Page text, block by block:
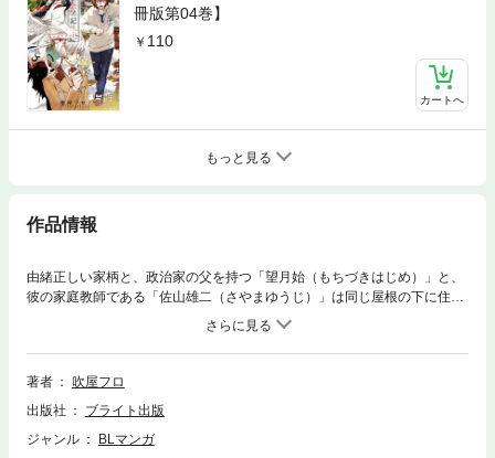
冊版第04巻】
110
カートへ
もっと見る
作品情報
由緒正しい家柄と、政治家の父を持つ「望月始（もちづきはじめ）」と、
彼の家庭教師である「佐山雄二（さやまゆうじ）」は同じ屋根の下に住む
他人同士。厳格な家柄に反感を覚え反抗を繰り返すハジメに対し、最初は
面倒臭いと思っていた雄二だった。だが、共に時を過ごしていく中で、次
第にハジメの心の中に強い寂しさと孤独感が根付いている事に気付いてゆ
く…。不器用なハジメの姿を見ている内に、雄二の心には彼を支え、守っ
を取り巻く環境に翻弄される若者達の姿を描くラブストーリー
著者
吹屋フロ
出版社
ブライト出版
ジャンル
BLマンガ